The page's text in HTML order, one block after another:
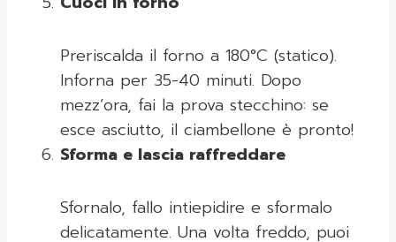
Preriscalda il forno a 180°C (statico).
Inforna per 35-40 minuti. Dopo
mezz’ora, fai la prova stecchino: se
esce asciutto, il ciambellone è pronto!
Sforma e lascia raffreddare
Sfornalo, fallo intiepidire e sformalo
delicatamente. Una volta freddo, puoi